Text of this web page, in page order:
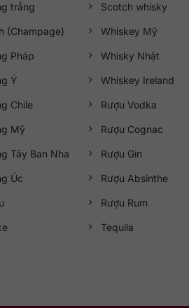
trắng
(Champage)
Pháp
Ý
Chile
Mỹ
Tây Ban Nha
Úc
Scotch whisky
Whiskey Mỹ
Whisky Nhật
Whiskey Ireland
Rượu Vodka
Rượu Cognac
Rượu Gin
Rượu Absinthe
Rượu Rum
Tequila